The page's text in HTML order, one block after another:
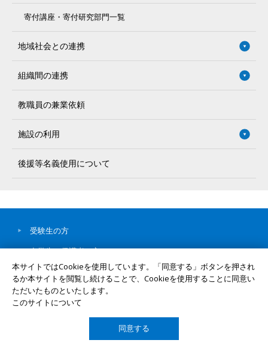
寄付講座・寄付研究部門一覧
地域社会との連携
組織間の連携
教職員の兼業依頼
施設の利用
後援等名義使用について
受験生の方
在学生・保護者の方
卒業生の方
企業・研究者の方
本サイトではCookieを使用しています。「同意する」ボタンを押され
るか本サイトを閲覧し続けることで、Cookieを使用することに同意い
ただいたものといたします。
このサイトについて
同意する